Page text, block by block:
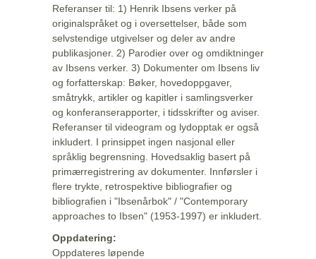
Referanser til: 1) Henrik Ibsens verker på
originalspråket og i oversettelser, både som
selvstendige utgivelser og deler av andre
publikasjoner. 2) Parodier over og omdiktninger
av Ibsens verker. 3) Dokumenter om Ibsens liv
og forfatterskap: Bøker, hovedoppgaver,
småtrykk, artikler og kapitler i samlingsverker
og konferanserapporter, i tidsskrifter og aviser.
Referanser til videogram og lydopptak er også
inkludert. I prinsippet ingen nasjonal eller
språklig begrensning. Hovedsaklig basert på
primærregistrering av dokumenter. Innførsler i
flere trykte, retrospektive bibliografier og
bibliografien i "Ibsenårbok" / "Contemporary
approaches to Ibsen" (1953-1997) er inkludert.
Oppdatering:
Oppdateres løpende